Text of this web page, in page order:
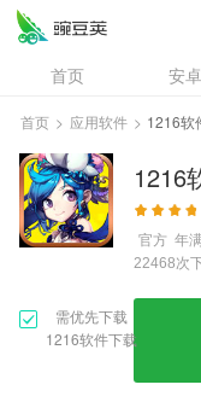
首页 安
资讯
问答
首页 > 应用软件 > 1216软
1216
官方 年
22468次
需优先下载
1216软件下载